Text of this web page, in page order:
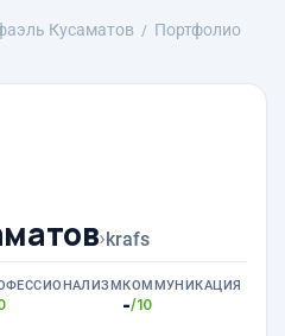
Кусаматов
Портфолио
›krafs
КОММУНИКАЦИЯ
-/10